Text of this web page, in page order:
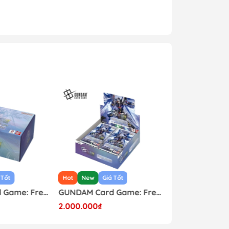
phẩm sáng lên màu xanh báo hiệu cho
sẽ chuyển sang màu đỏ báo hiệu
Joycon, Pro Controller mà không cần
GUNDAM Card Game: Freedom Ascension GD-05 Custom Deck Build Box Japanese
Hot New Giá Tốt
GUNDAM Card Game: Freedom Ascension GD-05 Japanese Booster Box
2.000.000₫